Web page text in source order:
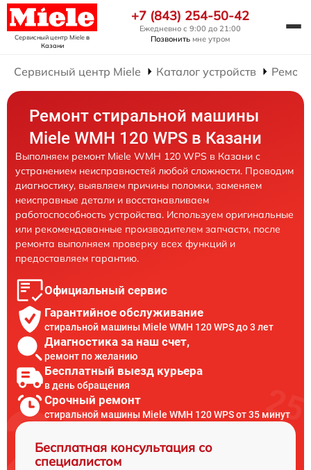
Сервисный центр Mieleв
Казани
+7 (843) 254-50-42
Ежедневно с 9:00 до 21:00
Позвонить мне утром
Сервисный центр Miele Каталог устройств
Ремонт стиральной машины
Miele WMH 120 WPS в Казани
Выполняем ремонт Miele WMH 120 WPS в Казани с
устранением неисправностей любой сложности. Проводим
диагностику, выявляем причины поломки, заменяем
неисправные детали и восстанавливаем
работоспособность устройства. Используем оригинальные
или рекомендованные производителем запчасти, после
ремонта выполняем проверку всех функций и
предоставляем гарантию.
Официальный сервис
Гарантийное обслуживание
стиральной машины Miele WMH 120 WPS до 3 лет
Диагностика за наш счет,
ремонт по желанию
Бесплатный выезд курьера
в день обращения
Срочный ремонт
стиральной машины Miele WMH 120 WPS от 35 минут
Бесплатная консультация со
специалистом